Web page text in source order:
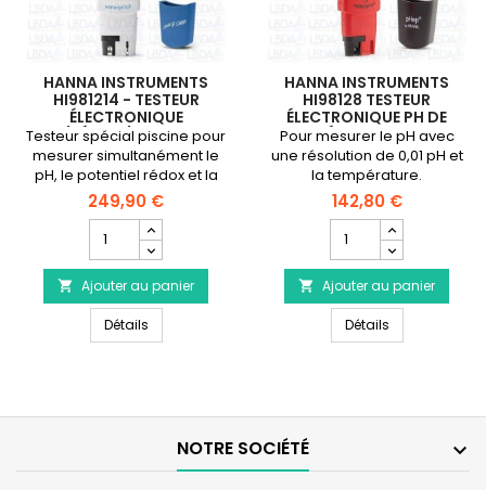
HANNA INSTRUMENTS
HI981214 - TESTEUR
ÉLECTRONIQUE
PH/RÉDOX/°C - POOL
LINE
Testeur spécial piscine pour
mesurer simultanément le
pH, le potentiel rédox et la
température.
249,90 €
quantité
du
produit
HANNA
INSTRUMENTS
HI981214
pH/Rédox/
 Ajouter au panier
DétailsHANNA INSTRUMENTS HI981214 - Testeur
HANNA INSTRUMENTS
HI98128 TESTEUR
ÉLECTRONIQUE PH DE
POCHE ÉTANCHE - 0.01PH
Pour mesurer le pH avec
une résolution de 0,01 pH et
la température.
142,80 €
quantité
du
produit
HANNA
INSTRUMENTS
HI98128
de
 Ajouter au panier
DétailsHANNA
NOTRE SOCIÉTÉ 